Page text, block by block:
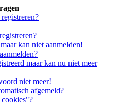
kan niet aanmelden!
maar kan nu niet meer
niet meer!
afgemeld?